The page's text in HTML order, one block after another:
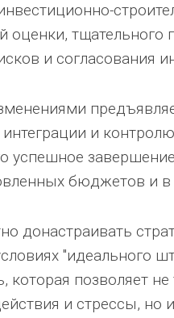
оценки, тщательного
и согласования
и
успешное
бюджетов и
донастраивать
"идеального
которая позволяет
и стрессы, но